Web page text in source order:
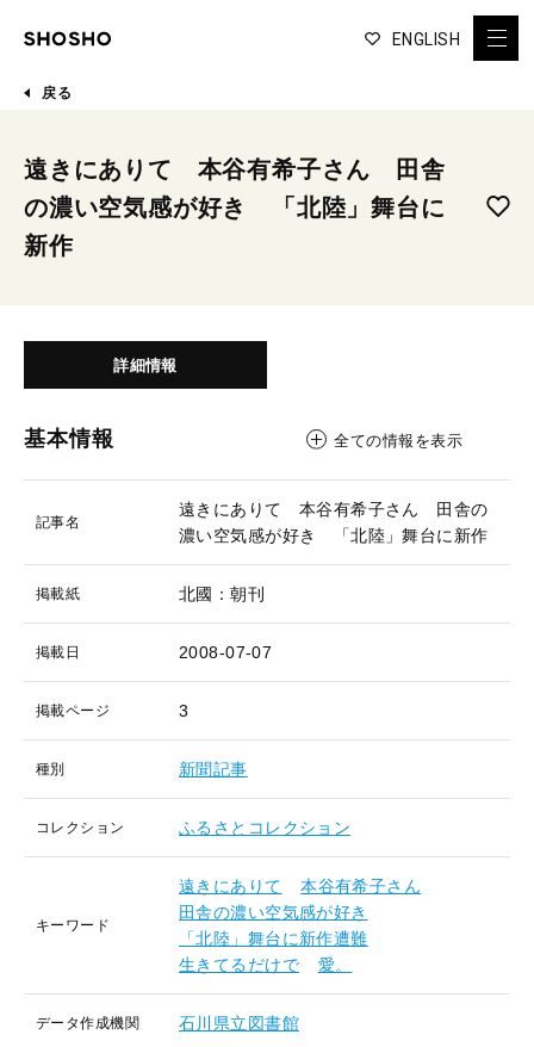
ENGLISH
戻る
遠きにありて 本谷有希子さん 田舎
の濃い空気感が好き 「北陸」舞台に
新作
詳細情報
基本情報 全ての情報を表示
記事名
遠きにありて 本谷有希子さん 田舎の
濃い空気感が好き 「北陸」舞台に新作
掲載紙 北國：朝刊
掲載日 2008-07-07
掲載ページ 3
種別 新聞記事
コレクション ふるさとコレクション
キーワード
遠きにありて
本谷有希子さん
田舎の濃い空気感が好き
「北陸」舞台に新作遭難
生きてるだけで
愛。
データ作成機関 石川県立図書館